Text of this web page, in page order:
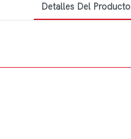
Detalles Del Producto